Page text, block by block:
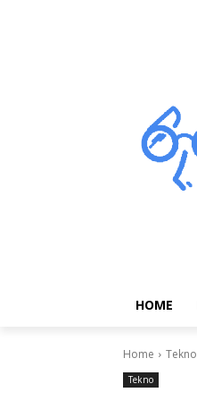
HOME
Home Tekno
Tekno